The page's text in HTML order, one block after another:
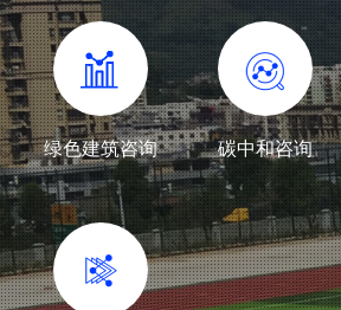
绿色建筑咨询 碳中和咨询